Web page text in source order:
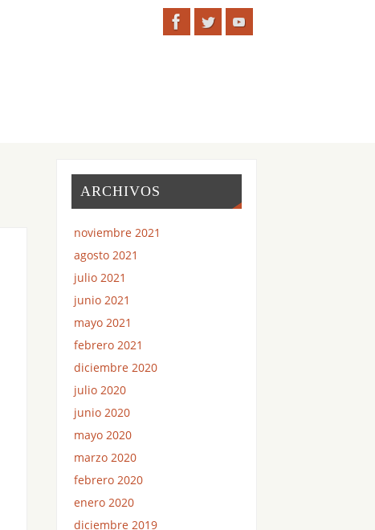
ARCHIVOS
noviembre 2021
agosto 2021
julio 2021
junio 2021
mayo 2021
febrero 2021
diciembre 2020
julio 2020
junio 2020
mayo 2020
marzo 2020
febrero 2020
enero 2020
diciembre 2019